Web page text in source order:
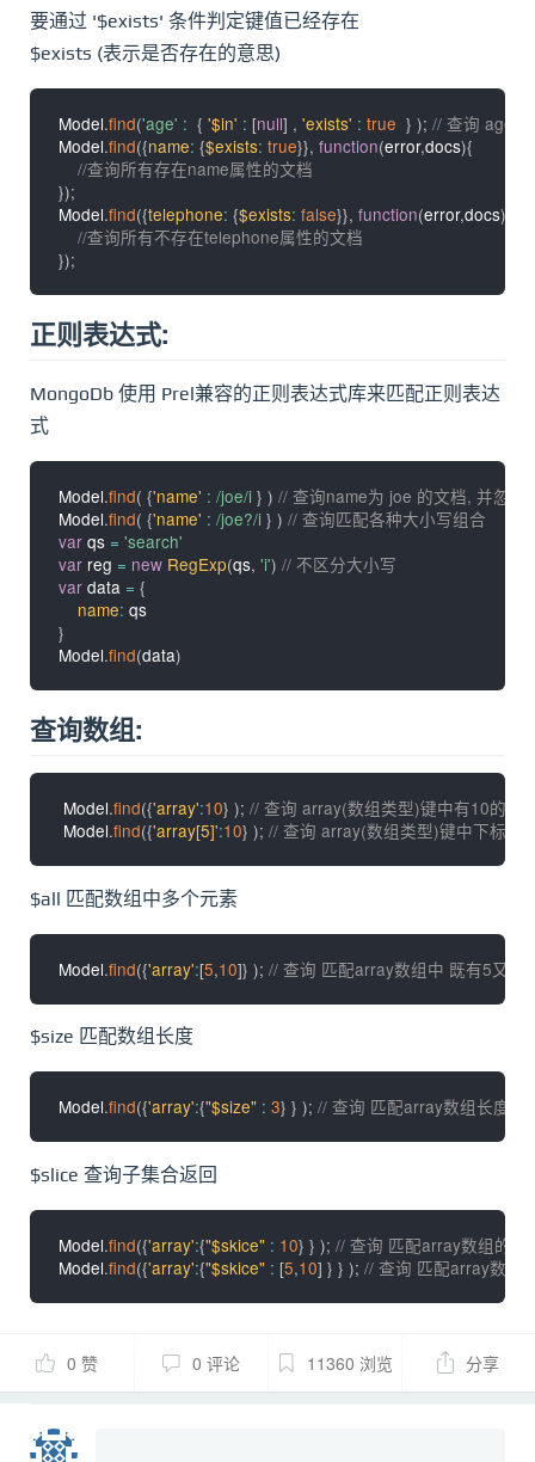
要通过 '$exists' 条件判定键值已经存在
$exists (表示是否存在的意思)
Model.find('age' : { '$in' : [null] , 'exists' : true } ); // 查询 age
Model.find({name: {$exists: true}}, function(error,docs){
//查询所有存在name属性的文档
});
Model.find({telephone: {$exists: false}}, function(error,docs)
//查询所有不存在telephone属性的文档
});
正则表达式:
MongoDb 使用 Prel兼容的正则表达式库来匹配正则表达
式
Model.find( {'name' : /joe/i } ) // 查询name为 joe 的文档, 并忽略
Model.find( {'name' : /joe?/i } ) // 查询匹配各种大小写组合
var qs = 'search'
var reg = new RegExp(qs, 'i') // 不区分大小写
var data = {
name:
}
Model.find(data)
查询数组:
Model.find({'array':10} ); // 查询 array(数组类型)键中有10的文
Model.find({'array[5]':10} ); // 查询 array(数组类型)键中下标5
$all 匹配数组中多个元素
Model.find({'array':[5,10]} ); // 查询 匹配array数组中 既有5又有
$size 匹配数组长度
Model.find({'array':{"$size" : 3} } ); // 查询 匹配array数组长度为
$slice 查询子集合返回
Model.find({'array':{"$skice" : 10} } ); // 查询 匹配array数组的前
Model.find({'array':{"$skice" : [5,10] } } ); // 查询 匹配array数组
0 赞 0 评论 11360 浏览 分享